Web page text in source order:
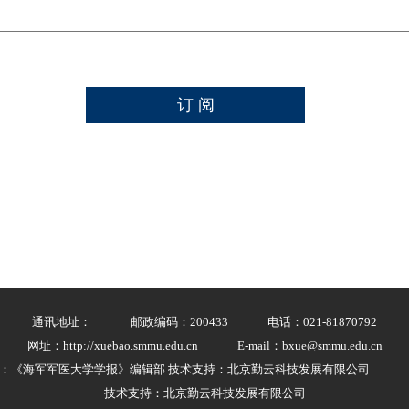
通讯地址： 邮政编码：200433
电话：021-81870792
网址：http://xuebao.smmu.edu.cn
E-mail：bxue@smmu.edu.cn
《海军军医大学学报》编辑部 技术支持：北京勤云科技发展有限公司
技术支持：北京勤云科技发展有限公司